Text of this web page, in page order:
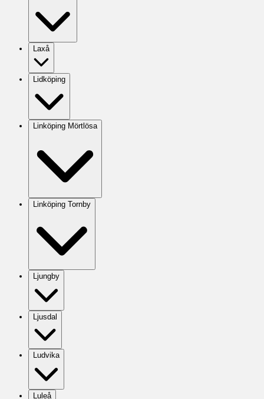
Laxå
Lidköping
Linköping Mörtlösa
Linköping Tornby
Ljungby
Ljusdal
Ludvika
Luleå